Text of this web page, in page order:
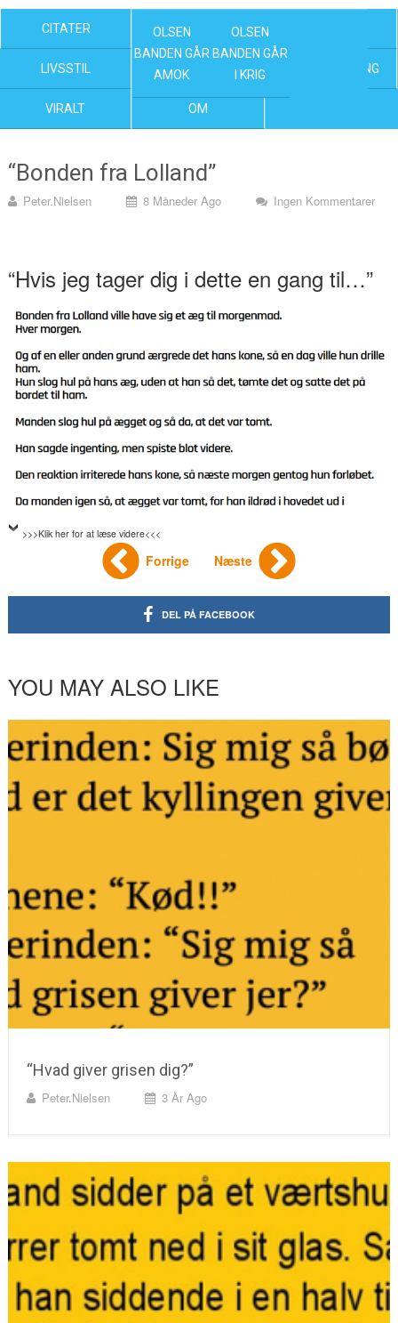
CITATER OLSEN BANDEN FILM
OLSEN
BANDEN GÅR
AMOK
OLSEN
BANDEN GÅR
I KRIG
LIVSSTIL NYHEDER UNDERHOLDNING
VIRALT OM
“Bonden fra Lolland”
Peter.nielsen 8 Måneder Ago Ingen Kommentarer
“Hvis jeg tager dig i dette en gang til…”
>>>Klik her for at læse videre<<<
Forrige Næste
DEL PÅ FACEBOOK
YOU MAY ALSO LIKE
“Hvad giver grisen dig?”
Peter.nielsen 3 År Ago